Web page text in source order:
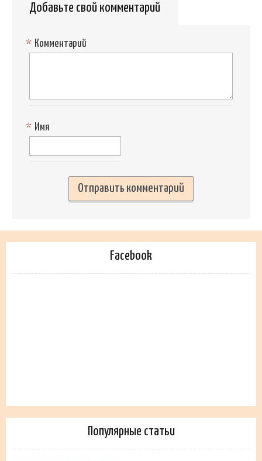
Добавьте свой комментарий
Комментарий
*
Имя
*
Facebook
Популярные статьи